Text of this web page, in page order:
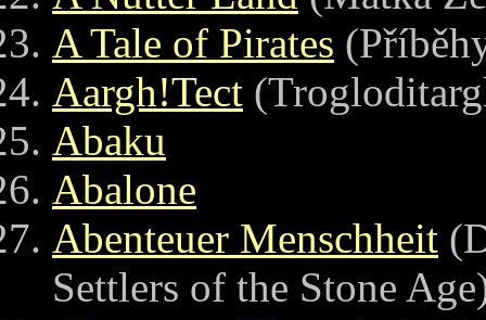
A Tale of Pirates
Aargh!Tect
Abaku
Abalone
Abenteuer Menschheit
Settlers of the Stone